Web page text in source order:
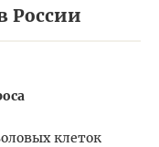
России
клеток